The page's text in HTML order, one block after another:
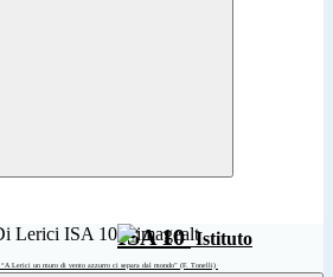
ISA 10 Istituto
“A Lerici un muro di vento azzurro ci separa dal mondo” (F. Tonelli)